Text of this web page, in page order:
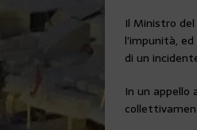
Il Ministro
l’impunità,
di un
In un appello